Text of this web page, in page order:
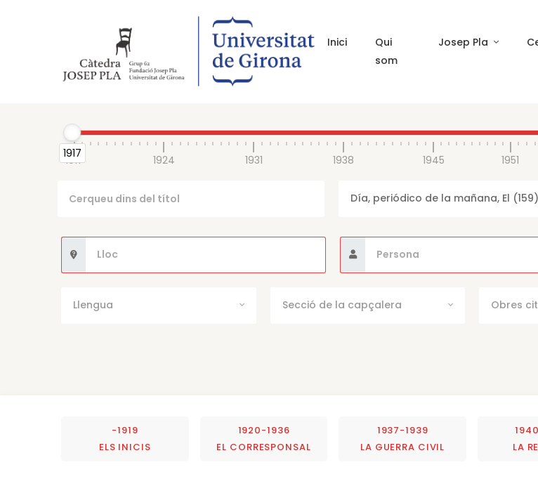
Inici
Qui
som
Josep Pla
1917
1917 1924 1931 1938 1945 1951
Día, periódico de la mañana, El (159)
Llengua Secció de la capçalera Obres
-1919
ELS INICIS
1920-1936
EL CORRESPONSAL
1937-1939
LA GUERRA CIVIL
LA